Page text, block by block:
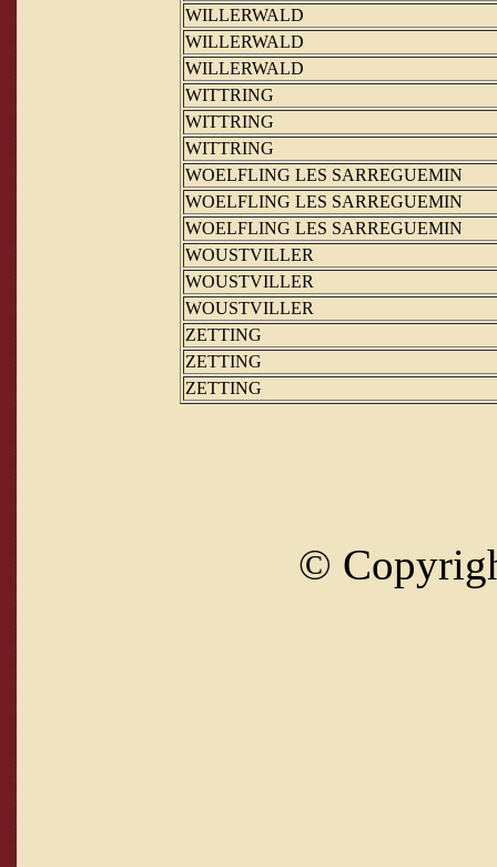
WILLERWALD
WILLERWALD
WILLERWALD
WITTRING
WITTRING
WITTRING
WOELFLING LES SARREGUEMIN
WOELFLING LES SARREGUEMIN
WOELFLING LES SARREGUEMIN
WOUSTVILLER
WOUSTVILLER
WOUSTVILLER
ZETTING
ZETTING
ZETTING
©